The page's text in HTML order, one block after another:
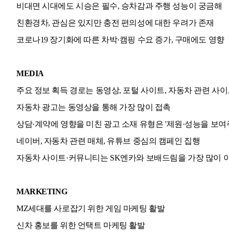
비대면 시대에도 시승은 필수, 승차감과 주행 성능이 궁금해
친환경차, 관심은 있지만 충전 편의성에 대한 우려가 존재
코로나19 장기화에 따른 차박·캠핑 수요 증가, 구매에도 영향
MEDIA
주요 정보 획득 경로는 동영상, 포털 사이트, 자동차 관련 사이
자동차 광고는 동영상을 통해 가장 많이 접촉
상담·계약에 영향을 미친 광고 소재 유형은 '제원·성능을 보여
네이버, 자동차 관련 매체, 유튜브 중심의 캠페인 집행
자동차 사이트·커뮤니티는 SK엔카와 보배드림을 가장 많이
MARKETING
MZ세대를 사로잡기 위한 게임 마케팅 활발
신차 홍보를 위한 언택트 마케팅 활발